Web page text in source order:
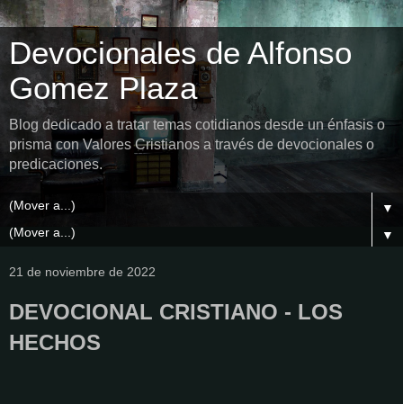
Devocionales de Alfonso
Gomez Plaza
Blog dedicado a tratar temas cotidianos desde un énfasis o
prisma con Valores Cristianos a través de devocionales o
predicaciones.
▼
▼
21 de noviembre de 2022
DEVOCIONAL CRISTIANO - LOS
HECHOS